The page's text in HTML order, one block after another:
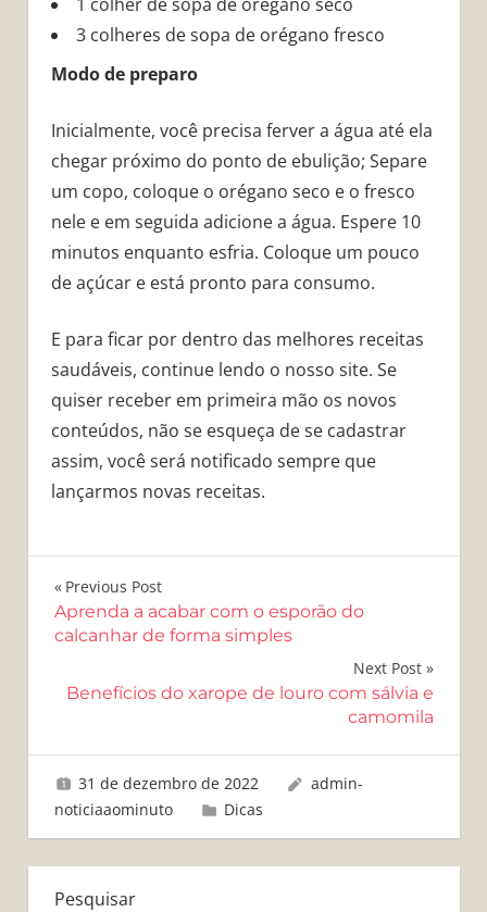
3 colheres de sopa de orégano fresco
Modo de preparo
Inicialmente, você precisa ferver a água até ela
chegar próximo do ponto de ebulição; Separe
um copo, coloque o orégano seco e o fresco
nele e em seguida adicione a água. Espere 10
minutos enquanto esfria. Coloque um pouco
de açúcar e está pronto para consumo.
E para ficar por dentro das melhores receitas
saudáveis, continue lendo o nosso site. Se
quiser receber em primeira mão os novos
conteúdos, não se esqueça de se cadastrar
assim, você será notificado sempre que
lançarmos novas receitas.
Navegação
de
Post
Previous Post
Aprenda a acabar com o esporão do
calcanhar de forma simples
Next Post
Benefícios do xarope de louro com sálvia e
camomila
31 de dezembro de 2022
admin-
noticiaaominuto
Dicas
Pesquisar